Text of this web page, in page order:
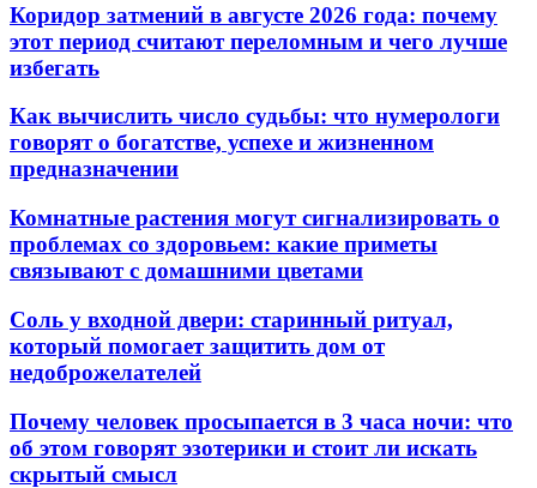
Коридор затмений в августе 2026 года: почему
этот период считают переломным и чего лучше
избегать
Как вычислить число судьбы: что нумерологи
говорят о богатстве, успехе и жизненном
предназначении
Комнатные растения могут сигнализировать о
проблемах со здоровьем: какие приметы
связывают с домашними цветами
Соль у входной двери: старинный ритуал,
который помогает защитить дом от
недоброжелателей
Почему человек просыпается в 3 часа ночи: что
об этом говорят эзотерики и стоит ли искать
скрытый смысл